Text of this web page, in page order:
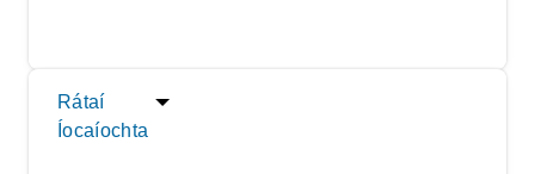
Rátaí
Íocaíochta